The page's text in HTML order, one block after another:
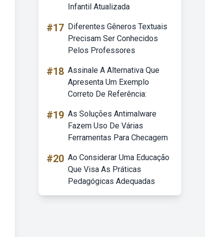
Infantil Atualizada
#17 Diferentes Gêneros Textuais
Precisam Ser Conhecidos
Pelos Professores
#18 Assinale A Alternativa Que
Apresenta Um Exemplo
Correto De Referência:
#19 As Soluções Antimalware
Fazem Uso De Várias
Ferramentas Para Checagem
#20 Ao Considerar Uma Educação
Que Visa As Práticas
Pedagógicas Adequadas